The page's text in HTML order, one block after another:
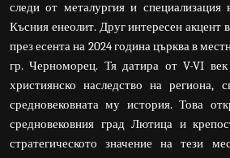
следи от металургия и специализация
Късния енеолит. Друг интересен акцент
през есента на 2024 година църква в
гр. Черноморец. Тя датира от V-VI
християнско наследство на региона,
средновековната му история. Това
средновековния град Лютица и
стратегическото значение на тези